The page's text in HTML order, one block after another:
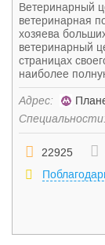
Ветеринарный
ветеринарная
хозяева
ветеринарный
страницах
наиболее
Адрес:
Специальности:
22925